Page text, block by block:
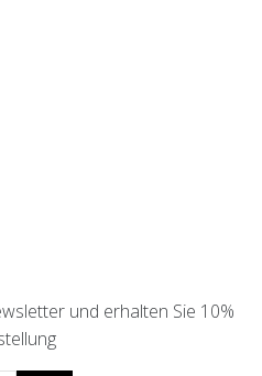
und erhalten Sie 10%